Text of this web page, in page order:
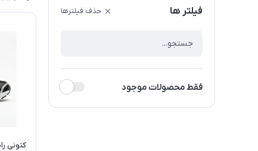
فیلتر ها حذف فیلترها
فقط محصولات موجود